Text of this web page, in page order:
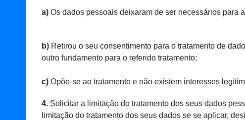
a)Os dados pessoais deixaram de ser necessários para
b) Retirou o seu consentimento para o tratamento de
outro fundamento para o referido tratamento;
c)Opõe-se ao tratamento e não existem interesses
4. Solicitar a limitação do tratamento dos seus dados
limitação do tratamento dos seus dados se se aplicar,